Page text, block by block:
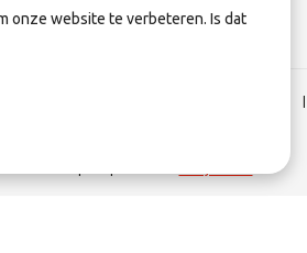
|
onze website te verbeteren. Is dat